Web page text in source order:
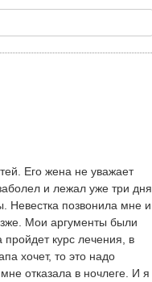
Его жена не уважает
и лежал уже три дня
Невестка позвонила мне и
Мои аргументы были
пройдет курс лечения, в
хочет, то это надо
отказала в ночлеге. И я